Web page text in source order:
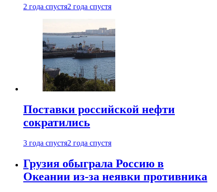
2 года спустя2 года спустя
Поставки российской нефти
сократились
3 года спустя2 года спустя
Грузия обыграла Россию в
Океании из-за неявки противника